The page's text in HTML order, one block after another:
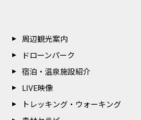
周辺観光案内
ドローンパーク
宿泊・温泉施設紹介
LIVE映像
トレッキング・ウォーキング